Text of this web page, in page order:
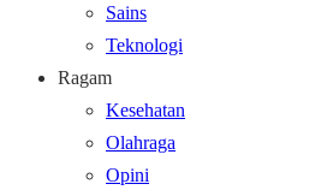
Sains
Teknologi
Ragam
Kesehatan
Olahraga
Opini